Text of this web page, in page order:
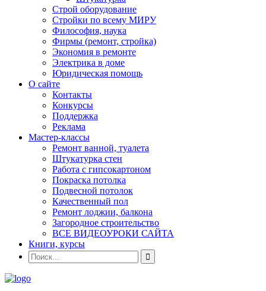
Строй оборудование
Стройки по всему МИРУ
Философия, наука
Фирмы (ремонт, стройка)
Экономия в ремонте
Электрика в доме
Юридическая помощь
О сайте
Контакты
Конкурсы
Поддержка
Реклама
Мастер-классы
Ремонт ванной, туалета
Штукатурка стен
Работа с гипсокартоном
Покраска потолка
Подвесной потолок
Качественный пол
Ремонт лоджии, балкона
Загородное строительство
ВСЕ ВИДЕОУРОКИ САЙТА
Книги, курсы